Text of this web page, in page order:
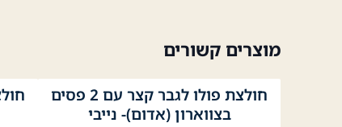
מוצרים קשורים
לבן נייבי
חולצת פולו לגבר קצר עם 2 פסים
בצווארון (אדום)- נייבי